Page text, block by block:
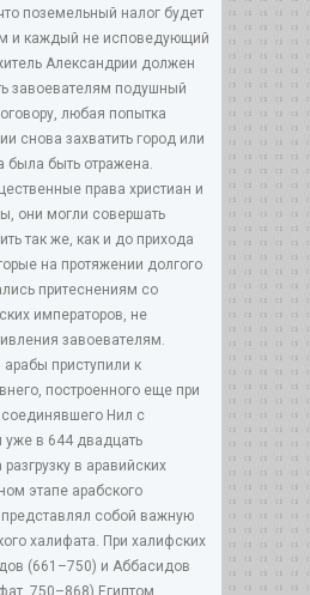
поземельный налог будет
и каждый не исповедующий
Александрии должен
завоевателям подушный
любая попытка
снова захватить город или
была быть отражена.
права христиан и
они могли совершать
так же, как и до прихода
на протяжении долгого
притеснениям со
императоров, не
завоевателям.
приступили к
построенного еще при
Нил с
в 644 двадцать
в аравийских
этапе арабского
представлял собой важную
халифата. При халифских
(661–750) и Аббасидов
750–868) Египтом